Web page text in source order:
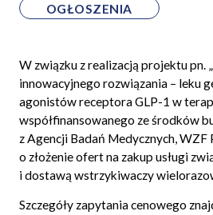
OGŁOSZENIA
W związku z realizacją projektu pn.
innowacyjnego rozwiązania – leku
agonistów receptora GLP-1 w
współfinansowanego ze środków
z Agencji Badań Medycznych, WZF
o złożenie ofert na zakup usługi
i dostawą wstrzykiwaczy
Szczegóły zapytania cenowego